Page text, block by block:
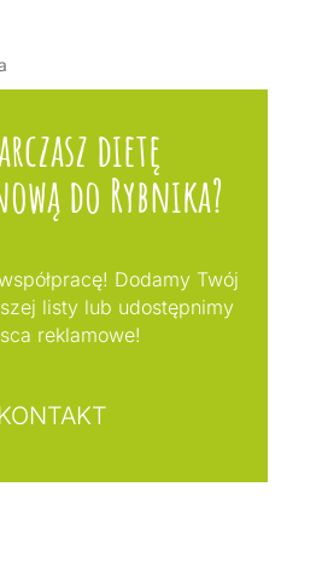
dietę
do Rybnika?
Dodamy Twój
listy lub udostępnimy
reklamowe!
KONTAKT